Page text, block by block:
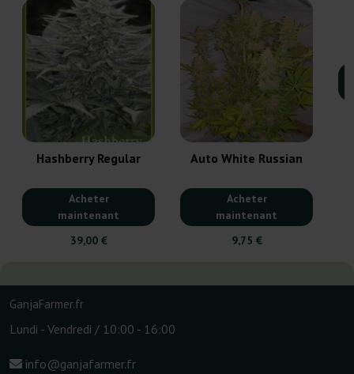
Hashberry Regular
Acheter
maintenant
39,00 €
Auto White Russian
Acheter
maintenant
9,75 €
GanjaFarmer.fr
Lundi - Vendredi / 10:00 - 16:00
info@ganjafarmer.fr